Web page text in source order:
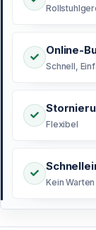
Online-
Schnell,
Flexibel
Kein